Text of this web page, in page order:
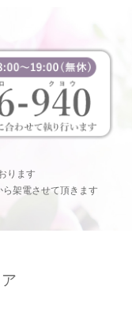
ります
架電させて頂きます